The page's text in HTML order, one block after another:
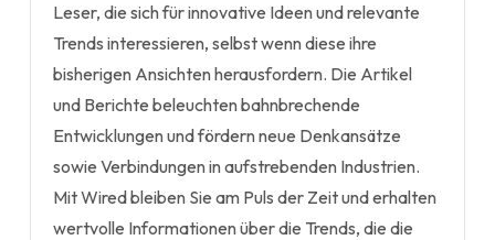
Leser, die sich für innovative Ideen und relevante
Trends interessieren, selbst wenn diese ihre
bisherigen Ansichten herausfordern. Die Artikel
und Berichte beleuchten bahnbrechende
Entwicklungen und fördern neue Denkansätze
sowie Verbindungen in aufstrebenden Industrien.
Mit Wired bleiben Sie am Puls der Zeit und erhalten
wertvolle Informationen über die Trends, die die